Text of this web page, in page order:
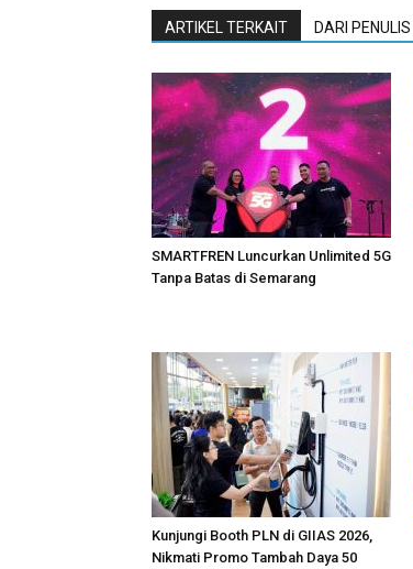
ARTIKEL TERKAIT DARI PENULIS
SMARTFREN Luncurkan Unlimited 5G
Tanpa Batas di Semarang
Kunjungi Booth PLN di GIIAS 2026,
Nikmati Promo Tambah Daya 50